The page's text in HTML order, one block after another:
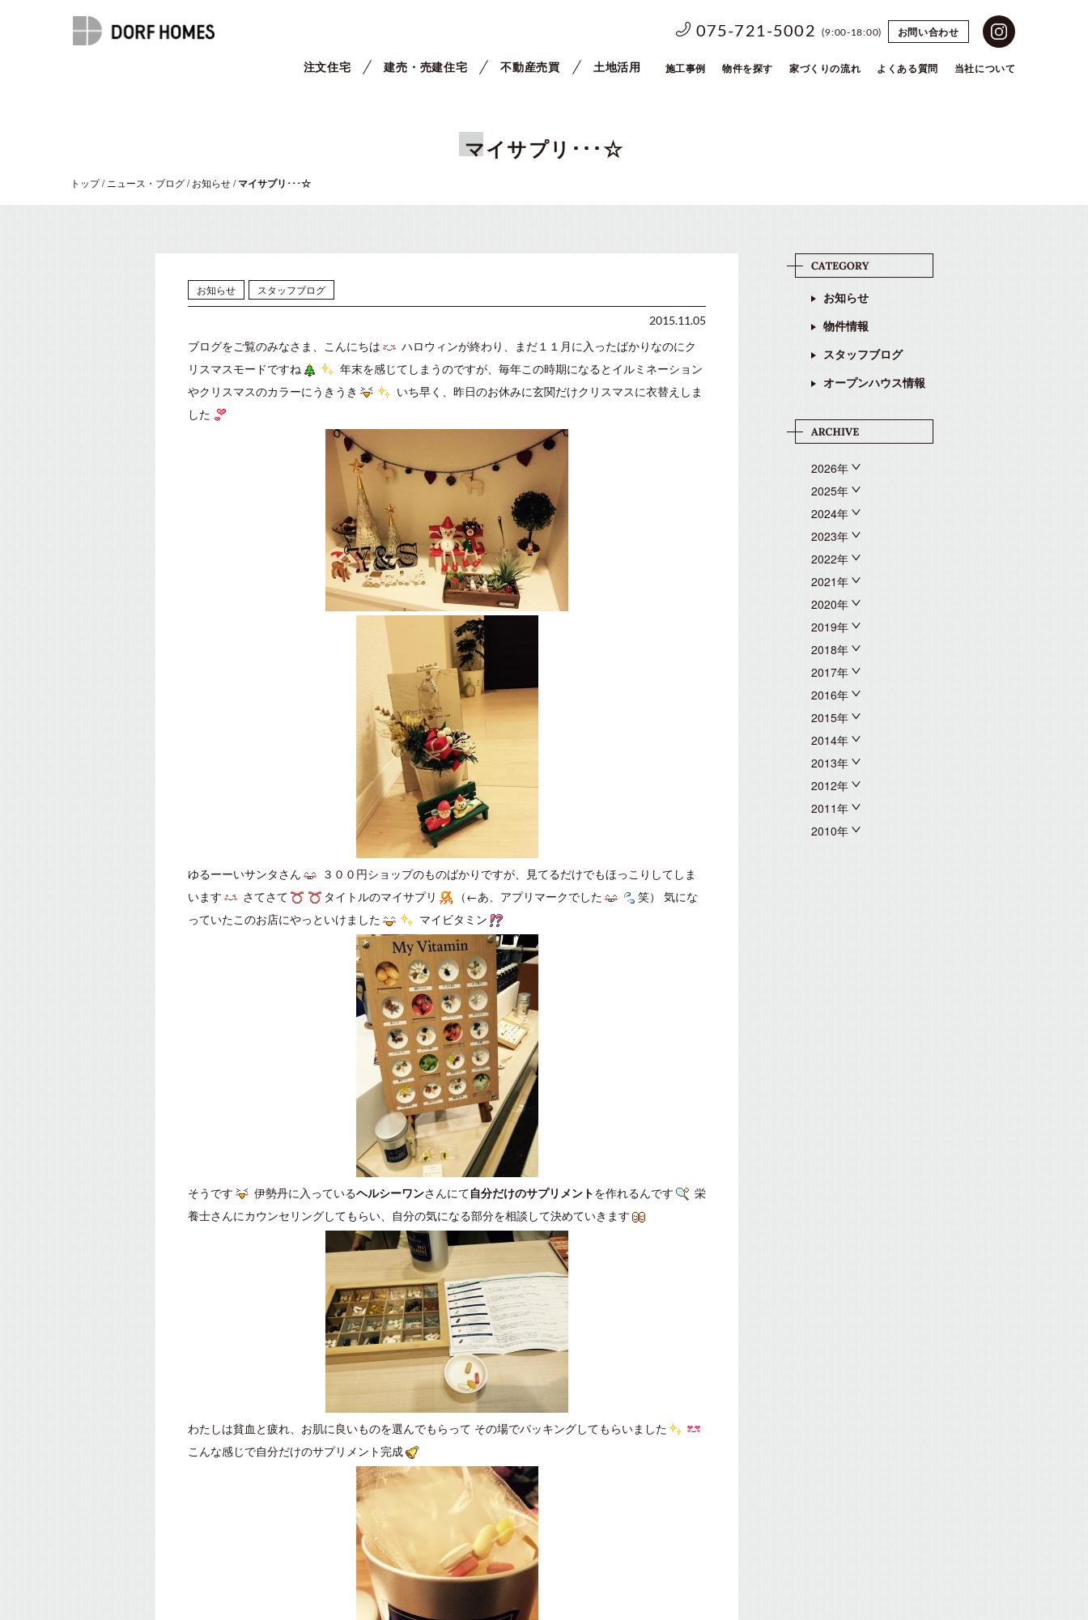
075-721-5002 (9:00-18:00) お問い合わせ
注文住宅 建売・売建住宅 不動産売買 土地活用 施工事例 物件を探す 家づくりの流れ よくある質問 当社について
マイサプリ･･･☆
トップ/ ニュース・ブログ/お知らせ/マイサプリ･･･☆
お知らせ スタッフブログ
2015.11.05
ブログをご覧のみなさま、こんにちは
ハロウィンが終わり、まだ１１月に入ったばかりなのにク
リスマスモードですね
年末を感じてしまうのですが、毎年この時期になるとイルミネーション
やクリスマスのカラーにうきうき
いち早く、昨日のお休みに玄関だけクリスマスに衣替えしま
した
ゆるーーいサンタさん
３００円ショップのものばかりですが、見てるだけでもほっこりしてしま
います
さてさて タイトルのマイサプリ （←あ、アプリマークでした
笑） 気にな
っていたこのお店にやっといけました
マイビタミン
そうです 伊勢丹に入っているヘルシーワンさんにて自分だけのサプリメントを作れるんです
栄
養士さんにカウンセリングしてもらい、自分の気になる部分を相談して決めていきます
わたしは貧血と疲れ、お肌に良いものを選んでもらって その場でパッキングしてもらいました
こんな感じで自分だけのサプリメント完成
お知らせ
物件情報
スタッフブログ
オープンハウス情報
2026年
2025年
2024年
2023年
2022年
2021年
2020年
2019年
2018年
2017年
2016年
2015年
2014年
2013年
2012年
2011年
2010年